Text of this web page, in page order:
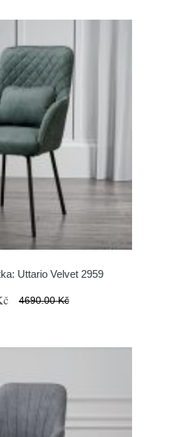
Uttario Velvet 2959
4690.00 Kč